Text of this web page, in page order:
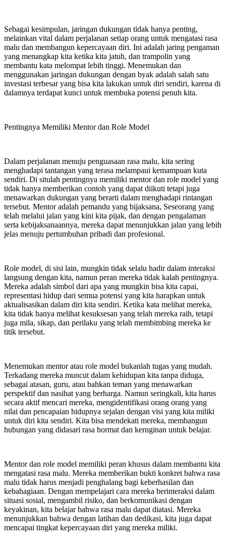
Sebagai kesimpulan, jaringan dukungan tidak hanya penting,
melainkan vital dalam perjalanan setiap orang untuk mengatasi rasa
malu dan membangun kepercayaan diri. Ini adalah jaring pengaman
yang menangkap kita ketika kita jatuh, dan trampolin yang
membantu kata melompat lebih tinggi. Menemukan dan
menggunakan jaringan dukungan dengan byak adalah salah satu
investasi terbesar yang bisa kita lakukan untuk diri sendiri, karena di
dalamnya terdapat kunci untuk membuka potensi penuh kita.
Pentingnya Memiliki Mentor dan Role Model
Dalam perjalanan menuju penguasaan rasa malu, kita sering
menghadapi tantangan yang terasa melampaui kemampuan kuta
sendiri. Di situlah pentingnya memiliki mentor dan role model yang
tidak hanya memberikan contoh yang dapat diikuti tetapi juga
menawarkan dukungan yang berarti dalam menghadapi rintangan
tersebut. Mentor adalah pemandu yang bijaksana, Seseorang yang
telah melalui jalan yang kini kita pijak, dan dengan pengalaman
serta kebijaksanaannya, mereka dapat menunjukkan jalan yang lebih
jelas menuju pertumbuhan pribadi dan profesional.
Role model, di sisi lain, mungkin tidak selalu hadir dalam interaksi
langsung dengan kita, namun peran mereka tidak kalah pentingnya.
Mereka adalah simbol dari apa yang mungkin bisa kita capai,
representasi hidup dari semua potensi yang kita harapkan untuk
aktualisasikan dalam diri kita sendiri. Ketika kata melihat mereka,
kita tidak hanya melihat kesuksesan yang telah mereka raih, tetapi
juga mila, sikap, dan perilaku yang telah membimbing mereka ke
titik tersebut.
Menemukan mentor atau role model bukanlah tugas yang mudah.
Terkadang mereka muncut dalam kehidupan kita tanpa diduga,
sebagai atasan, guru, atau bahkan teman yang menawarkan
perspektif dan nasihat yang berharga. Namun seringkali, kita harus
secara aktif mencari mereka, mengidentifikasi orang orang yang
nilai dan pencapaian hidupnya sejalan dengan visi yang kita miliki
untuk diri kita sendiri. Kita bisa mendekati mereka, membangun
hubungan yang didasari rasa hormat dan kernginan untuk belajar.
Mentor dan role model memiliki peran khusus dalam membantu kita
mengatasi rasa malu. Mereka memberikan bukti konkret bahwa rasa
malu tidak harus menjadi penghalang bagi keberhasilan dan
kebahagiaan. Dengan mempelajari cara mereka berinteraksi dalam
situasi sosial, mengambil risiko, dan berkomunikasi dengan
keyakinan, kita belajar bahwa rasa malu dapat diatasi. Mereka
menunjukkan bahwa dengan latihan dan dedikasi, kita juga dapat
mencapai tingkat kepercayaan diri yang mereka miliki.